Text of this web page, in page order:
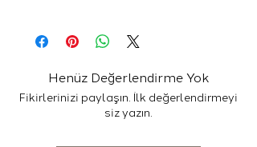
Malzeme: Plastik
Menşe Ülkesi - ‎Japonya
Henüz Değerlendirme Yok
Fikirlerinizi paylaşın. İlk değerlendirmeyi
siz yazın.